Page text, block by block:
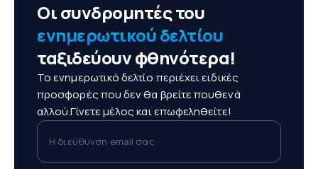
Οι συνδρομητές του
ενημερωτικού δελτίου
ταξιδεύουν φθηνότερα!
Το ενημερωτικό δελτίο περιέχει ειδικές
προσφορές που δεν θα βρείτε πουθενά
αλλού.Γίνετε μέλος και επωφεληθείτε!
Η διεύθυνση email σας